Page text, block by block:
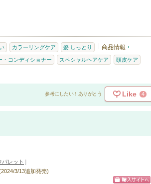
カラーリングケア 髪 しっとり 商品情報
・コンディショナー スペシャルヘアケア 頭皮ケア
参考にしたい！ありがとう Like 4
パレット ]
3/13追加発売)